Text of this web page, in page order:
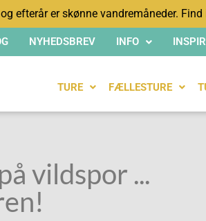
efterår er skønne vandremåneder.
NYHEDSBREV INFO
TURE FÆLLESTURE
vildspor ...